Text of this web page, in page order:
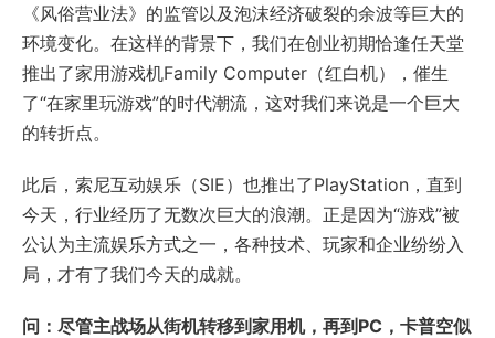
《风俗营业法》的监管以及泡沫经济破裂的余波等巨大的
环境变化。在这样的背景下，我们在创业初期恰逢任天堂
推出了家用游戏机Family Computer（红白机），催生
了“在家里玩游戏”的时代潮流，这对我们来说是一个巨大
的转折点。
此后，索尼互动娱乐（SIE）也推出了PlayStation，直到
今天，行业经历了无数次巨大的浪潮。正是因为“游戏”被
公认为主流娱乐方式之一，各种技术、玩家和企业纷纷入
局，才有了我们今天的成就。
问：尽管主战场从街机转移到家用机，再到PC，卡普空似